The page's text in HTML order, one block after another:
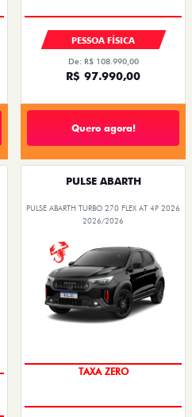
PESSOA FÍSICA
De: R$ 108.990,00
R$ 97.990,00
Quero agora!
PULSE ABARTH
PULSE ABARTH TURBO 270 FLEX AT 4P 2026
2026/2026
TAXA ZERO